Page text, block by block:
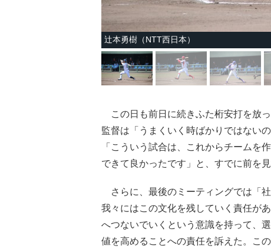
辻本勇樹（NTT西日本）
この日も前日に続きふた桁安打を放
監督は「うまくいく時ばかりではない
「こういう試合は、これからチームを
できて良かったです」と、すでに前を見
さらに、最後のミーティングでは「
我々にはこの文化を残していく責任が
へつないでいくという意識を持って、
値を高めることへの責任を訴えた。こ